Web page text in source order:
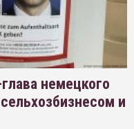
немецкого
и